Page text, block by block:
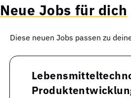
Neue Jobs für dich
Diese neuen Jobs passen zu